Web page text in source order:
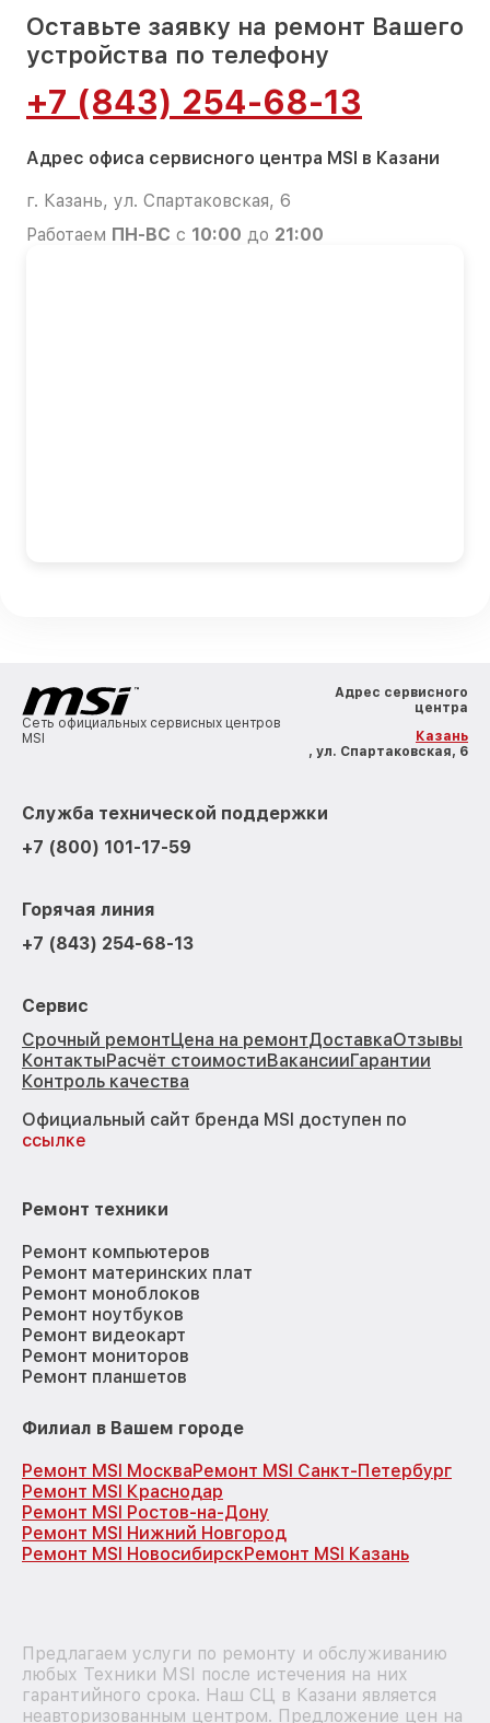
Оставьте заявку на ремонт Вашего
устройства по телефону
+7 (843) 254-68-13
Адрес офиса сервисного центра MSI в Казани
г. Казань, ул. Спартаковская, 6
Работаем ПН-ВС с 10:00 до 21:00
Сеть официальных сервисных центров
MSI
Адрес сервисного
центра
Казань
, ул. Спартаковская, 6
Служба технической поддержки
+7 (800) 101-17-59
Горячая линия
+7 (843) 254-68-13
Сервис
Срочный ремонтЦена на ремонтДоставкаОтзывы
КонтактыРасчёт стоимостиВакансииГарантии
Контроль качества
Официальный сайт бренда MSI доступен по
ссылке
Ремонт техники
Ремонт компьютеров
Ремонт материнских плат
Ремонт моноблоков
Ремонт ноутбуков
Ремонт видеокарт
Ремонт мониторов
Ремонт планшетов
Филиал в Вашем городе
Ремонт MSI МоскваРемонт MSI Санкт-Петербург
Ремонт MSI Краснодар
Ремонт MSI Ростов-на-Дону
Ремонт MSI Нижний Новгород
Ремонт MSI НовосибирскРемонт MSI Казань
Предлагаем услуги по ремонту и обслуживанию
любых Техники MSI после истечения на них
гарантийного срока. Наш СЦ в Казани является
неавторизованным центром. Предложение цен на